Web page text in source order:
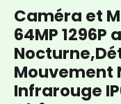
Caméra et
64MP 1296P
Mouvement
Infrarouge